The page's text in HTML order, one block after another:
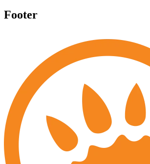
Footer